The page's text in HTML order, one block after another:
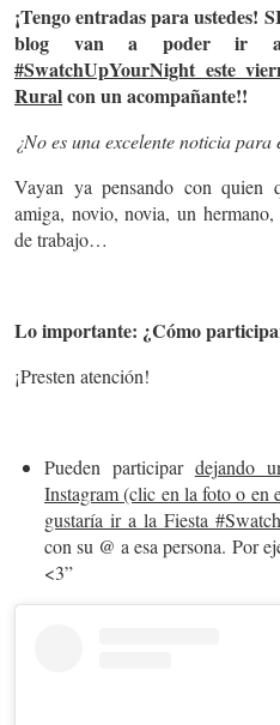
¡Tengo entradas para ustedes!
blog van a poder ir
#SwatchUpYourNight este
Ruralcon un acompañante!!
¿No es una excelente noticia para
Vayan ya pensando con quien
amiga, novio, novia, un
de trabajo…
Lo importante: ¿Cómo
¡Presten atención!
Pueden participar dejando
Instagram (clic en la foto o en
gustaría ir a la Fiesta
con su @ a esa persona. Por
<3”